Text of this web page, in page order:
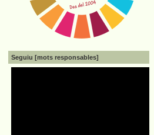
Seguiu [mots responsables]